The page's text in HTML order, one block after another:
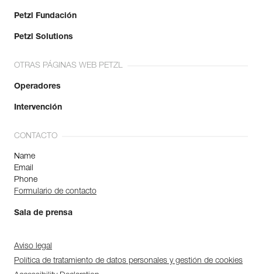
Petzl Fundación
Petzl Solutions
OTRAS PÁGINAS WEB PETZL
Operadores
Intervención
CONTACTO
Name
Email
Phone
Formulario de contacto
Sala de prensa
Aviso legal
Política de tratamiento de datos personales y gestión de cookies